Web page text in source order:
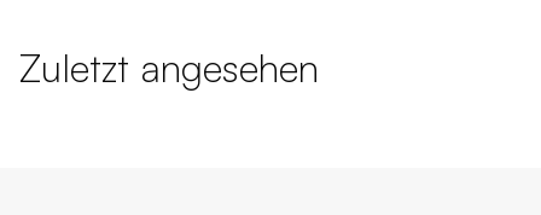
Zuletzt angesehen